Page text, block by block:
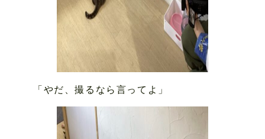
「やだ、撮るなら言ってよ」